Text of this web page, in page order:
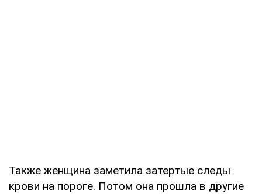
Также женщина заметила затертые следы
крови на пороге. Потом она прошла в другие